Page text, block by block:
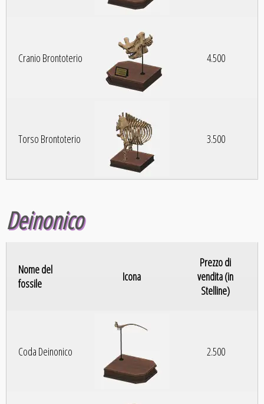
Cranio Brontoterio 4.500
Torso Brontoterio 3.500
Deinonico
Nome del
fossile
Icona
Prezzo di
vendita (in
Stelline)
Coda Deinonico 2.500